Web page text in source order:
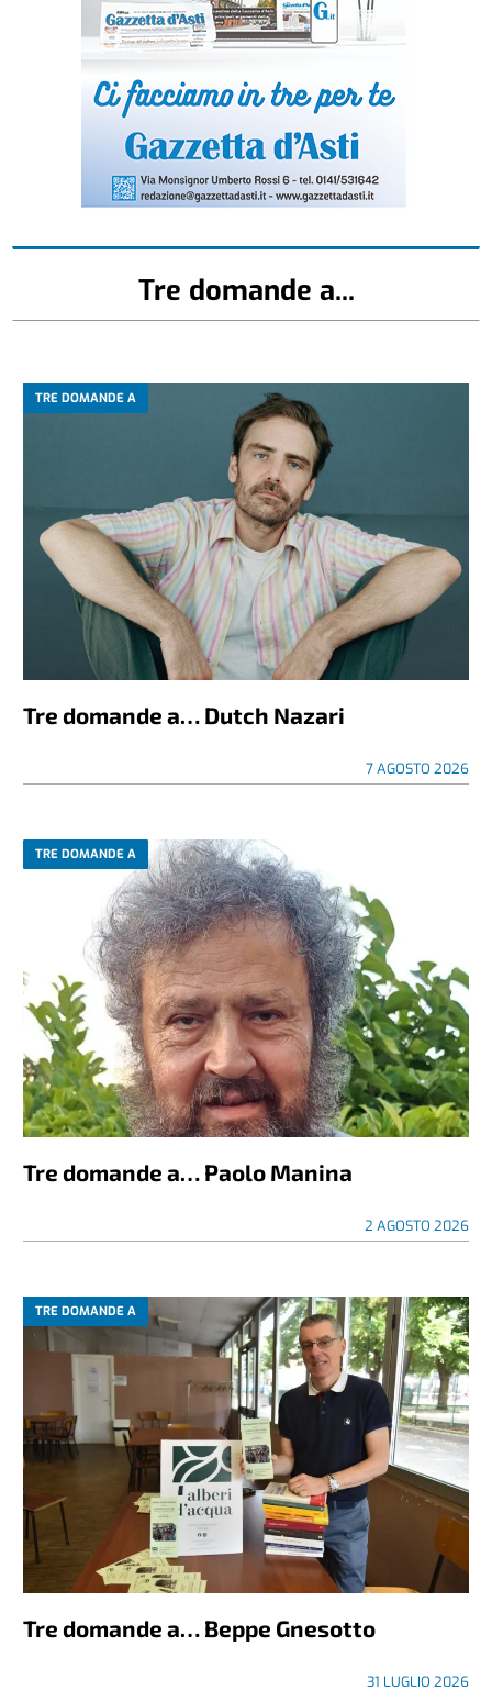
Tre domande a...
TRE DOMANDE A
Tre domande a… Dutch Nazari
7 AGOSTO 2026
TRE DOMANDE A
Tre domande a… Paolo Manina
2 AGOSTO 2026
TRE DOMANDE A
Tre domande a… Beppe Gnesotto
31 LUGLIO 2026